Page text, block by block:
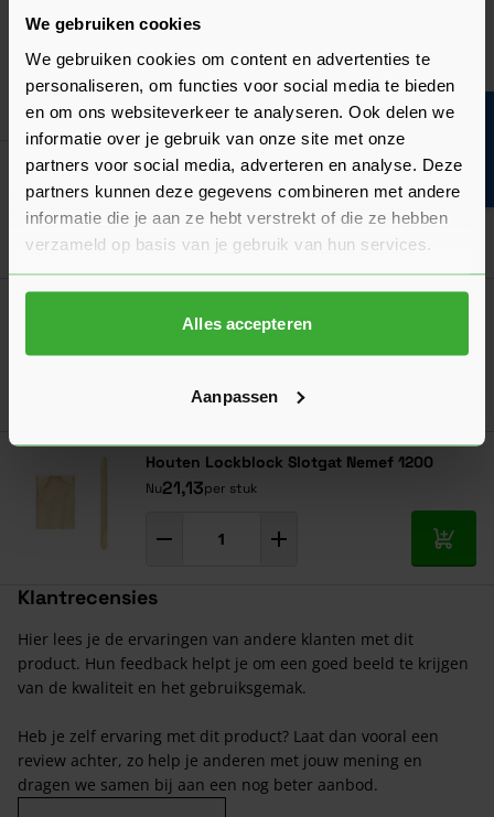
We gebruiken cookies
We gebruiken cookies om content en advertenties te
personaliseren, om functies voor social media te bieden
en om ons websiteverkeer te analyseren. Ook delen we
informatie over je gebruik van onze site met onze
partners voor social media, adverteren en analyse. Deze
partners kunnen deze gegevens combineren met andere
informatie die je aan ze hebt verstrekt of die ze hebben
verzameld op basis van je gebruik van hun services.
Alles accepteren
Aanpassen
Skantrae Schuifdeursysteem Alfa
In
Skantrae Deurgreep Biloxi
Verkrijgbaar in 2 varianten
Vanaf 51,45 per stuk
109,20per set
Houten Lockblock Slotgat Nemef 1200
Nu21,13per stuk
In
Klantrecensies
Hier lees je de ervaringen van andere klanten met dit
product. Hun feedback helpt je om een goed beeld te krijgen
van de kwaliteit en het gebruiksgemak.
Heb je zelf ervaring met dit product? Laat dan vooral een
review achter, zo help je anderen met jouw mening en
dragen we samen bij aan een nog beter aanbod.